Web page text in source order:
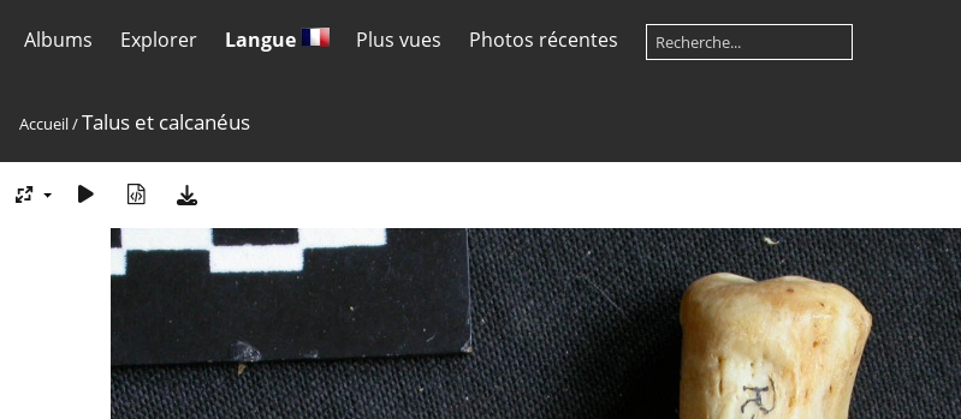
Albums Explorer Langue Plus vues Photos récentes
Accueil/Talus et calcanéus